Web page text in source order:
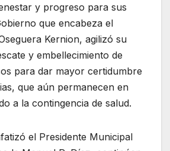
y progreso para sus
que encabeza el
Kernion, agilizó su
y embellecimiento de
para dar mayor certidumbre
que aún permanecen en
a la contingencia de salud.
el Presidente Municipal